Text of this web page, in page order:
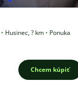
• Husinec,? km • Ponuka
Chcem kúpiť